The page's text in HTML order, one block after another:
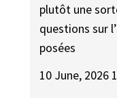
plutôt une
questions sur
posées
10 June, 2026